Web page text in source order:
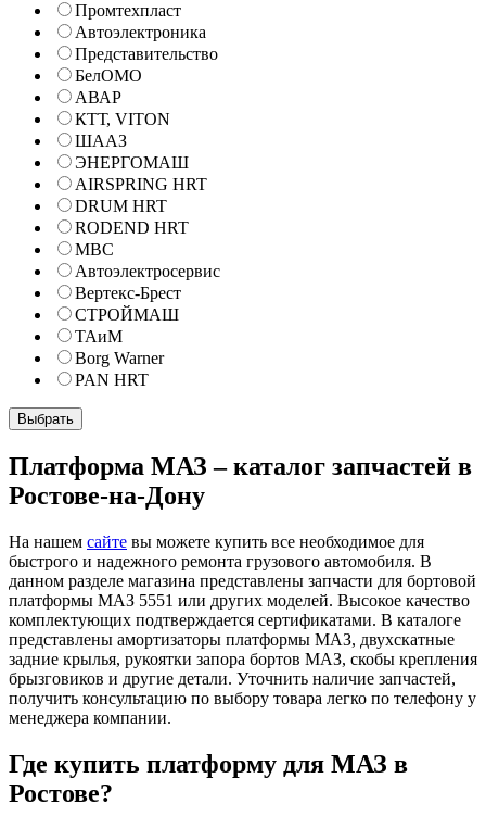
Промтехпласт
Автоэлектроника
Представительство
БелОМО
АВАР
КТТ, VITON
ШААЗ
ЭНЕРГОМАШ
AIRSPRING HRT
DRUM HRT
RODEND HRT
МВС
Автоэлектросервис
Вертекс-Брест
СТРОЙМАШ
ТАиМ
Borg Warner
PAN HRT
Платформа МАЗ – каталог запчастей в
Ростове-на-Дону
На нашем сайте вы можете купить все необходимое для
быстрого и надежного ремонта грузового автомобиля. В
данном разделе магазина представлены запчасти для бортовой
платформы МАЗ 5551 или других моделей. Высокое качество
комплектующих подтверждается сертификатами. В каталоге
представлены амортизаторы платформы МАЗ, двухскатные
задние крылья, рукоятки запора бортов МАЗ, скобы крепления
брызговиков и другие детали. Уточнить наличие запчастей,
получить консультацию по выбору товара легко по телефону у
менеджера компании.
Где купить платформу для МАЗ в
Ростове?